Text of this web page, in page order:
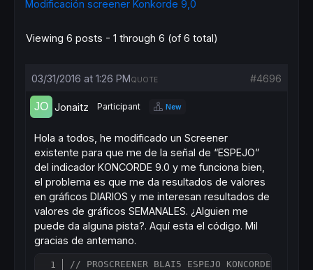
Modificación screener Konkorde 9,0
Viewing 6 posts - 1 through 6 (of 6 total)
03/31/2016 at 1:26 PM #4696
QUOTE
Jonaitz Participant New
Hola a todos, he modificado un Screener
existente para que me de la señal de “ESPEJO”
del indicador KONCORDE 9.0 y me funciona bien,
el problema es que me da resultados de valores
en gráficos DIARIOS y me interesan resultados de
valores de gráficos SEMANALES. ¿Alguien me
puede da alguna pista?. Aquí esta el código. Mil
gracias de antemano.
// PROSCREENER BLAI5 ESPEJO KONCORDE v09